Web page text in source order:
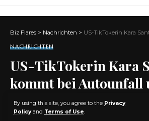
By using this site, you agree to the Privacy
Policyand Terms of Use.
Biz Flares > Nachrichten > US-TikTokerin Kara Santorelli
NACHRICHTEN
US-TikTokerin Kara
kommt bei Autounfall
AKTIE